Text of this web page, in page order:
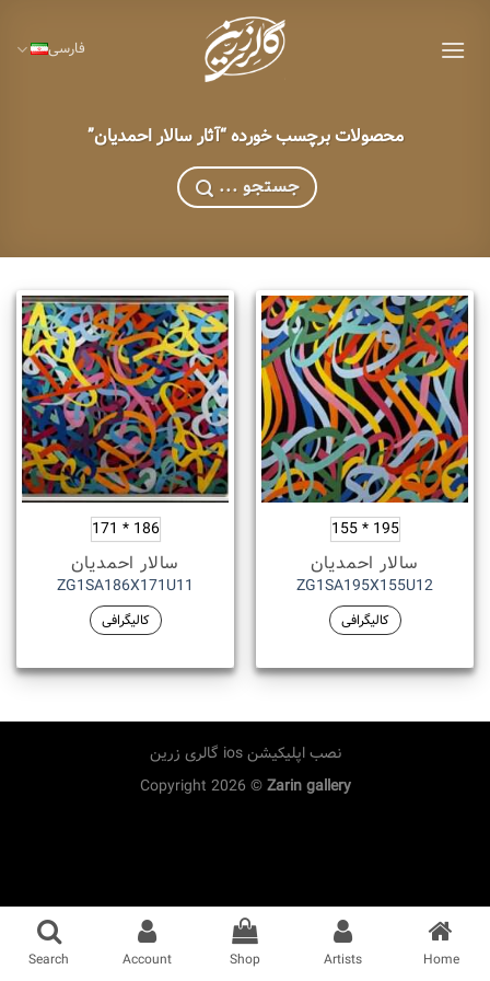
content
فارسی
محصولات برچسب خورده “آثار سالار احمدیان”
... جستجو
195 * 155
سالار احمدیان
ZG1SA195X155U12
کالیگرافی
186 * 171
سالار احمدیان
ZG1SA186X171U11
کالیگرافی
نصب اپلیکیشن ios گالری زرین
Copyright 2026 ©Zarin gallery
Home
Artists
Shop
Account
Search